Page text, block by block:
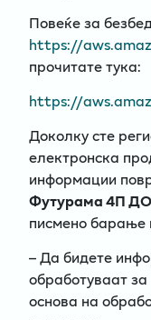
Повеќе за
https://
прочитате тука:
https://
Доколку сте
електронска
информации
Футурама 4П
писмено барање
– Да бидете
обработуваат
основа на